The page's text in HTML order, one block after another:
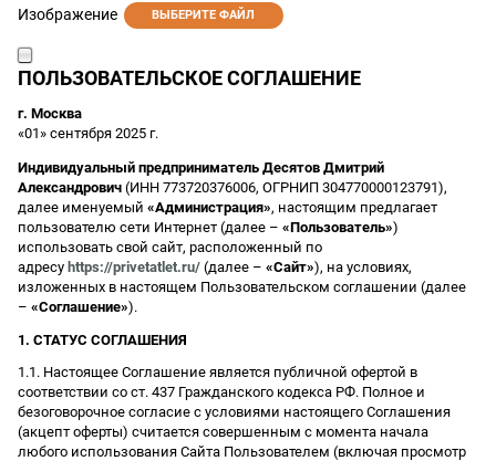
Изображение ВЫБЕРИТЕ ФАЙЛ
ПОЛЬЗОВАТЕЛЬСКОЕ СОГЛАШЕНИЕ
г. Москва
«01» сентября 2025 г.
Индивидуальный предприниматель Десятов Дмитрий
Александрович (ИНН 773720376006, ОГРНИП 304770000123791),
далее именуемый «Администрация», настоящим предлагает
пользователю сети Интернет (далее – «Пользователь»)
использовать свой сайт, расположенный по
адресу https://privetatlet.ru/ (далее – «Сайт»), на условиях,
изложенных в настоящем Пользовательском соглашении (далее
– «Соглашение»).
1. СТАТУС СОГЛАШЕНИЯ
1.1. Настоящее Соглашение является публичной офертой в
соответствии со ст. 437 Гражданского кодекса РФ. Полное и
безоговорочное согласие с условиями настоящего Соглашения
(акцепт оферты) считается совершенным с момента начала
любого использования Сайта Пользователем (включая просмотр